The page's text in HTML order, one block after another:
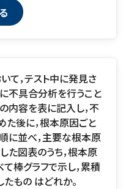
て，テスト中に発見さ
不具合分析を行うこと
内容を表に記入し，不
後に，根本原因ごと
に並べ，主要な根本原
た図表のうち，根本原
棒グラフで示し，累積
もの はどれか。